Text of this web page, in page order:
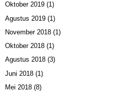
Oktober 2019 (1)
Agustus 2019 (1)
November 2018 (1)
Oktober 2018 (1)
Agustus 2018 (3)
Juni 2018 (1)
Mei 2018 (8)